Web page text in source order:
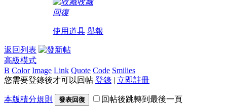
回復
使用道具 舉報
返回列表
高級模式
B Color Image Link Quote Code Smilies
您需要登錄後才可以回帖 登錄 | 立即註冊
本版積分規則 發表回復 回帖後跳轉到最後一頁